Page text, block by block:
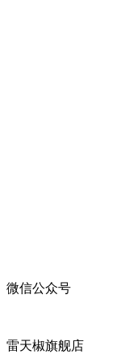
微信公众号
雷天椒旗舰店